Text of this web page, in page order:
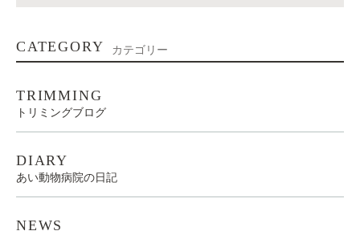
CATEGORY カテゴリー
TRIMMING
トリミングブログ
DIARY
あい動物病院の日記
NEWS